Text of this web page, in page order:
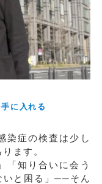
に入れる
染症の検査は少し
ます。
「知り合いに会う
いと困る」──そん